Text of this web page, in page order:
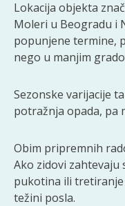
Lokacija objekta
Moleri u Beogradu i
popunjene termine,
nego u manjim
Sezonske varijacije
potražnja opada, pa
Obim pripremnih
Ako zidovi zahtevaju
pukotina ili
težini posla.